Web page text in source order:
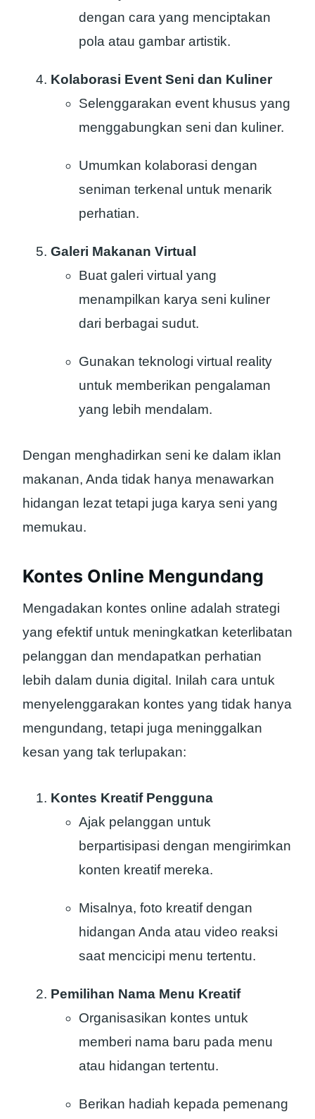
dengan cara yang menciptakan
pola atau gambar artistik.
Kolaborasi Event Seni dan Kuliner
Selenggarakan event khusus yang
menggabungkan seni dan kuliner.
Umumkan kolaborasi dengan
seniman terkenal untuk menarik
perhatian.
Galeri Makanan Virtual
Buat galeri virtual yang
menampilkan karya seni kuliner
dari berbagai sudut.
Gunakan teknologi virtual reality
untuk memberikan pengalaman
yang lebih mendalam.
Dengan menghadirkan seni ke dalam iklan
makanan, Anda tidak hanya menawarkan
hidangan lezat tetapi juga karya seni yang
memukau.
Kontes Online Mengundang
Mengadakan kontes online adalah strategi
yang efektif untuk meningkatkan keterlibatan
pelanggan dan mendapatkan perhatian
lebih dalam dunia digital. Inilah cara untuk
menyelenggarakan kontes yang tidak hanya
mengundang, tetapi juga meninggalkan
kesan yang tak terlupakan:
Kontes Kreatif Pengguna
Ajak pelanggan untuk
berpartisipasi dengan mengirimkan
konten kreatif mereka.
Misalnya, foto kreatif dengan
hidangan Anda atau video reaksi
saat mencicipi menu tertentu.
Pemilihan Nama Menu Kreatif
Organisasikan kontes untuk
memberi nama baru pada menu
atau hidangan tertentu.
Berikan hadiah kepada pemenang